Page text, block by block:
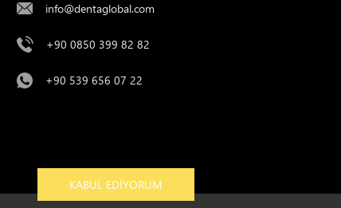
info@dentaglobal.com
+90 0850 399 82 82
+90 539 656 07 22
KABUL EDIYORUM